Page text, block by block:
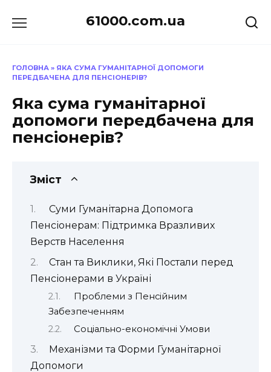
до
61000.com.ua
ГОЛОВНА » ЯКА СУМА ГУМАНІТАРНОЇ ДОПОМОГИ
ПЕРЕДБАЧЕНА ДЛЯ ПЕНСІОНЕРІВ?
Яка сума гуманітарної
допомоги передбачена для
пенсіонерів?
Зміст
Суми Гуманітарна Допомога
Пенсіонерам: Підтримка Вразливих
Верств Населення
Стан та Виклики, Які Постали перед
Пенсіонерами в Україні
Проблеми з Пенсійним
Забезпеченням
Соціально-економічні Умови
Механізми та Форми Гуманітарної
Допомоги